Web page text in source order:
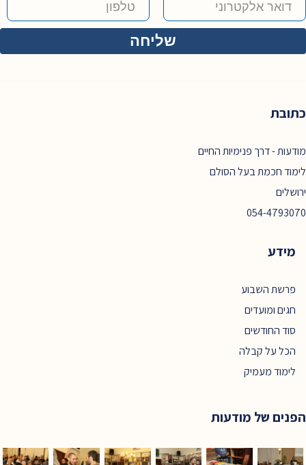
כתובת
מודעות - דרך פנימיות החיים
לימוד חכמת בעל הסולם
ירושלים
054-4793070
מידע
פרשת השבוע
חגים ומועדים
סוד החודשים
הכל על קבלה
לימוד מעמיק
הפנים של מודעות